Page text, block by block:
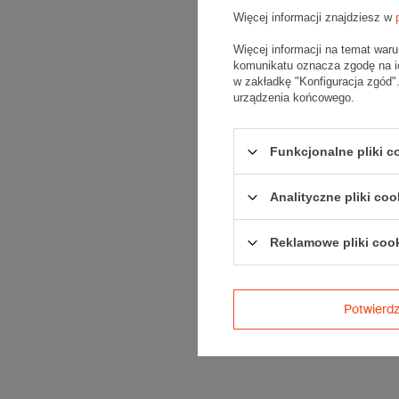
Więcej informacji znajdziesz w
Więcej informacji na temat
komunikatu oznacza zgodę na
w zakładkę "Konfiguracja
urządzenia końcowego.
Funkcjonalne pliki
Analityczne pliki
Reklamowe pliki